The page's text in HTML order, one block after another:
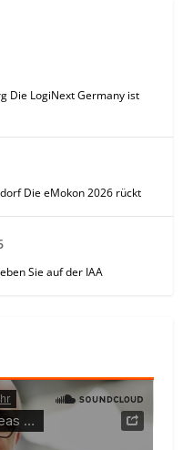
Die LogiNext Germany ist
Die eMokon 2026 rückt
Sie auf der IAA